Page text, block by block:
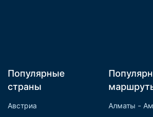
Популярные
страны
Австриа Алматы -